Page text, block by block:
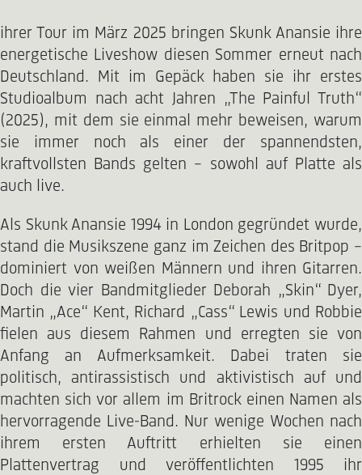
ihrer Tour im März 2025 bringen Skunk Anansie ihre
energetische Liveshow diesen Sommer erneut nach
Deutschland. Mit im Gepäck haben sie ihr erstes
Studioalbum nach acht Jahren „The Painful Truth“
(2025), mit dem sie einmal mehr beweisen, warum
sie immer noch als einer der spannendsten,
kraftvollsten Bands gelten – sowohl auf Platte als
auch live.
Als Skunk Anansie 1994 in London gegründet wurde,
stand die Musikszene ganz im Zeichen des Britpop –
dominiert von weißen Männern und ihren Gitarren.
Doch die vier Bandmitglieder Deborah „Skin“ Dyer,
Martin „Ace“ Kent, Richard „Cass“ Lewis und Robbie
fielen aus diesem Rahmen und erregten sie von
Anfang an Aufmerksamkeit. Dabei traten sie
politisch, antirassistisch und aktivistisch auf und
machten sich vor allem im Britrock einen Namen als
hervorragende Live-Band. Nur wenige Wochen nach
ihrem ersten Auftritt erhielten sie einen
Plattenvertrag und veröffentlichten 1995 ihr